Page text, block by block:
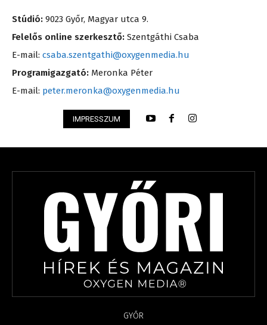
Stúdió: 9023 Győr, Magyar utca 9.
Felelős online szerkesztő: Szentgáthi Csaba
E-mail: csaba.szentgathi@oxygenmedia.hu
Programigazgató: Meronka Péter
E-mail: peter.meronka@oxygenmedia.hu
IMPRESSZUM
GYŐR